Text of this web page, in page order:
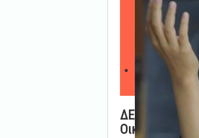
ΔΕΛΤΙΟ ΤΥΠΟΥ
Οικολογικά